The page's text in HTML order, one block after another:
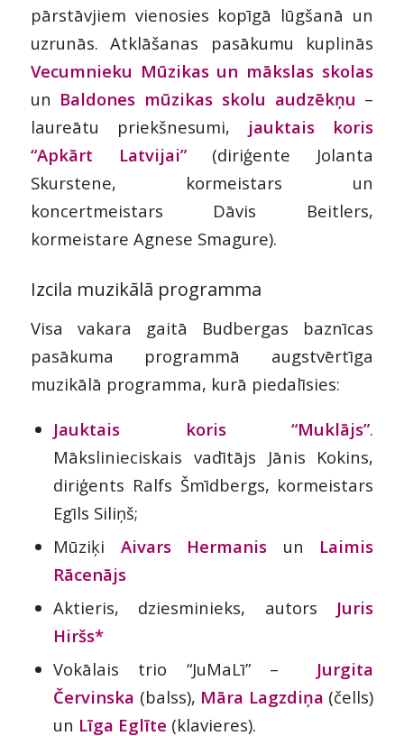
pārstāvjiem vienosies kopīgā lūgšanā un
uzrunās. Atklāšanas pasākumu kuplinās
Vecumnieku Mūzikas un mākslas skolas
un Baldones mūzikas skolu audzēkņu –
laureātu priekšnesumi, jauktais koris
“Apkārt Latvijai”(diriģente Jolanta
Skurstene, kormeistars un
koncertmeistars Dāvis Beitlers,
kormeistare Agnese Smagure).
Izcila muzikālā programma
Visa vakara gaitā Budbergas baznīcas
pasākuma programmā augstvērtīga
muzikālā programma, kurā piedalīsies:
Jauktais koris “Muklājs”.
Mākslinieciskais vadītājs Jānis Kokins,
diriģents Ralfs Šmīdbergs, kormeistars
Egīls Siliņš;
Mūziķi Aivars Hermanis un Laimis
Rācenājs
Aktieris, dziesminieks, autors Juris
Hiršs*
Vokālais trio “JuMaLī” – Jurgita
Červinska (balss), Māra Lagzdiņa (čells)
un Līga Eglīte (klavieres).